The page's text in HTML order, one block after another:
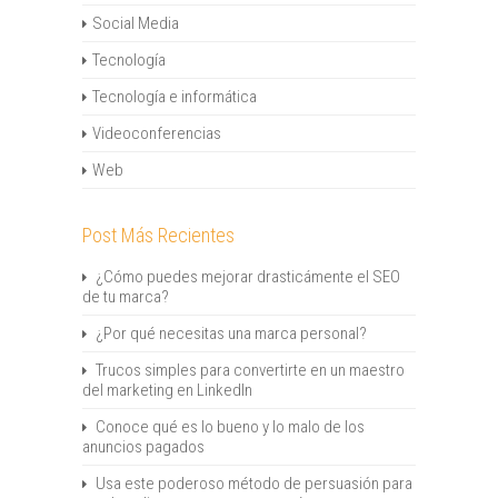
Social Media
Tecnología
Tecnología e informática
Videoconferencias
Web
Post Más Recientes
¿Cómo puedes mejorar drasticámente el SEO
de tu marca?
¿Por qué necesitas una marca personal?
Trucos simples para convertirte en un maestro
del marketing en LinkedIn
Conoce qué es lo bueno y lo malo de los
anuncios pagados
Usa este poderoso método de persuasión para